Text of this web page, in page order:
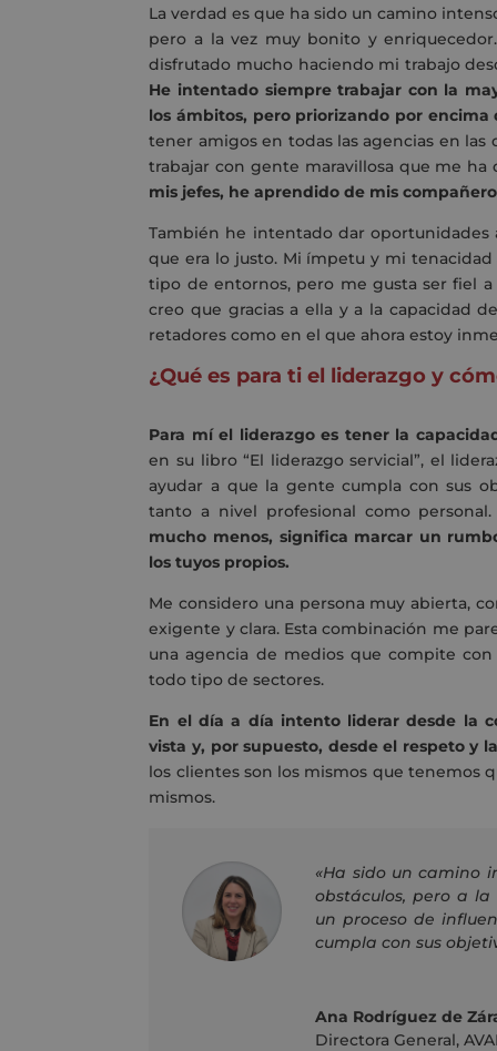
Laverdad es que ha sido un camino
pero a la vez muy bonito y
disfrutado mucho haciendo mi trabajo
He intentado siempre trabajar con la
los ámbitos, pero priorizando por encima
tener amigos en todas las agencias en
trabajar con gente maravillosa que me
mis jefes, he aprendido de mis
También he intentado dar
que era lo justo. Mi ímpetu y mi
tipo de entornos, pero me gusta ser fiel a
creo que gracias a ella y a la capacidad
retadores comoenel que ahora estoy
¿Qué es para ti el liderazgo y
Para mí el liderazgo es tener la
en su libro “El liderazgo servicial”, el
ayudar a que la gente cumpla con sus
tanto a nivel profesional como personal.
mucho menos, significa marcar un
los tuyos propios.
Me considero una persona muy abierta,
exigente y clara. Esta combinación me
una agencia de medios que compite
todo tipo de sectores.
En el día a día intento liderar desde la
vista y, por supuesto, desde el respeto y
los clientes son los mismos que tenemos
mismos.
«Ha sido un camino
obstáculos, pero a
un proceso de
cumpla con sus
Ana Rodríguez de
Directora General,